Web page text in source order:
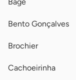
Bento Gonçalves
Brochier
Cachoeirinha